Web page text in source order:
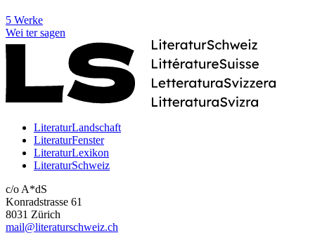
5 Werke
Wei ter sagen
LiteraturLandschaft
LiteraturFenster
LiteraturLexikon
LiteraturSchweiz
c/o A*dS
Konradstrasse 61
8031 Zürich
mail@literaturschweiz.ch